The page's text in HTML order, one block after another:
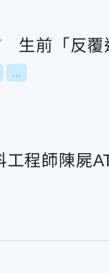
生前「反覆
工程師陳屍